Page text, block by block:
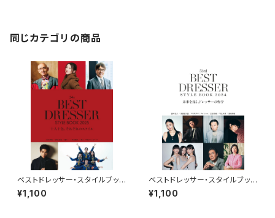
同じカテゴリの商品
ベストドレッサー・スタイルブック
2025
¥1,100
ベストドレッサー・スタイルブック
2024
¥1,100